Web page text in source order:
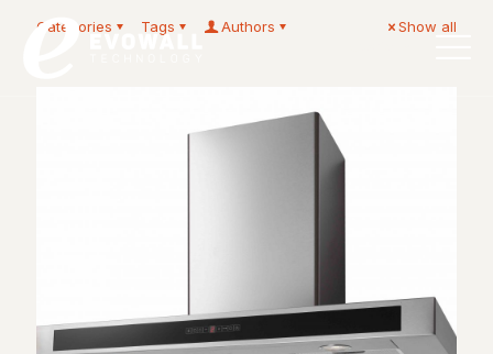
Categories Tags Authors Show all